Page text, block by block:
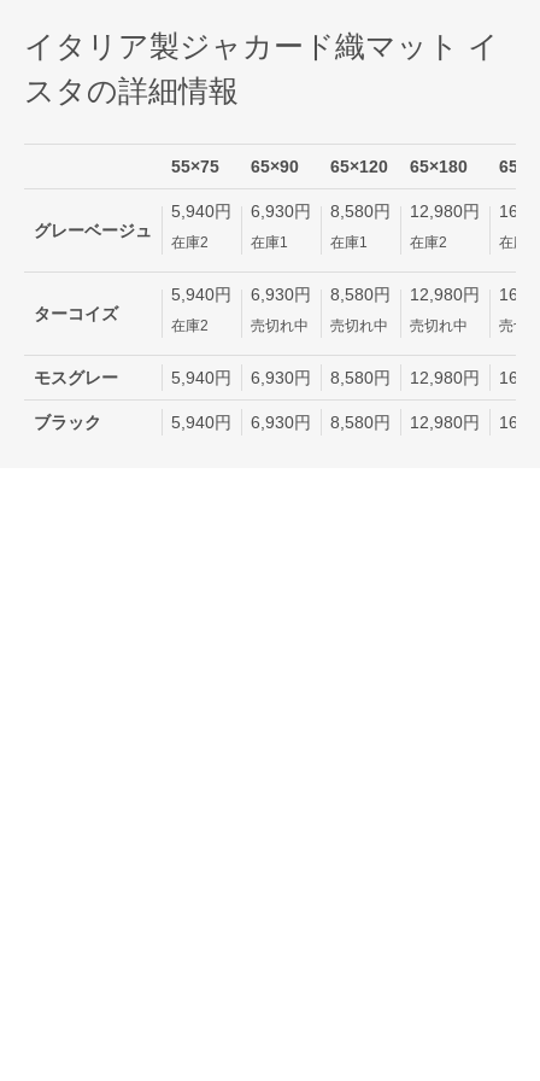
イタリア製ジャカード織マット イ
スタの詳細情報
55×75 65×90 65×120 65×180
グレーベージュ
5,940円
在庫2
6,930円
在庫1
8,580円
在庫1
12,980円
在庫2 在庫2
ターコイズ
5,940円
在庫2
6,930円
売切れ中
8,580円
売切れ中
12,980円
売切れ中 売切
モスグレー 5,940円 6,930円 8,580円 12,980円
ブラック 5,940円 6,930円 8,580円 12,980円